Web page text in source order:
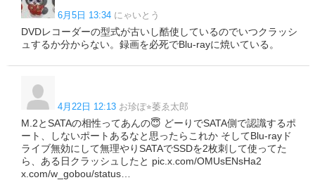
6月5日 13:34 にゃいとう
DVDレコーダーの型式が古いし酷使しているのでいつクラッシ
ュするか分からない。録画を必死でBlu-rayに焼いている。
4月22日 12:13 お珍ぽ⭐︎萎ゑ太郎
M.2とSATAの相性ってあんの😇 どーりでSATA側で認識するポ
ート、しないポートあるなと思ったらこれか そしてBlu-rayド
ライブ無効にして無理やりSATAでSSDを2枚刺して使ってた
ら、ある日クラッシュしたと pic.x.com/OMUsENsHa2
x.com/w_gobou/status…